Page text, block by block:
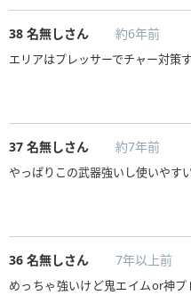
38 名無しさん 約6年前
エリアはプレッサーでチャー対策
37 名無しさん 約7年前
やっぱりこの武器強いし使いやす
36 名無しさん 7年以上前
めっちゃ強いけど鬼エイムor神